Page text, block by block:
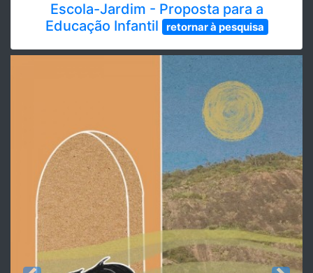
Escola-Jardim - Proposta para a
Educação Infantil
retornar à pesquisa